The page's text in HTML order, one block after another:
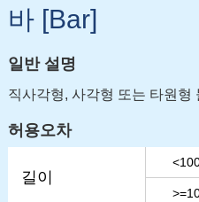
바 [Bar]
일반 설명
직사각형, 사각형 또는 타원형
허용오차
길이